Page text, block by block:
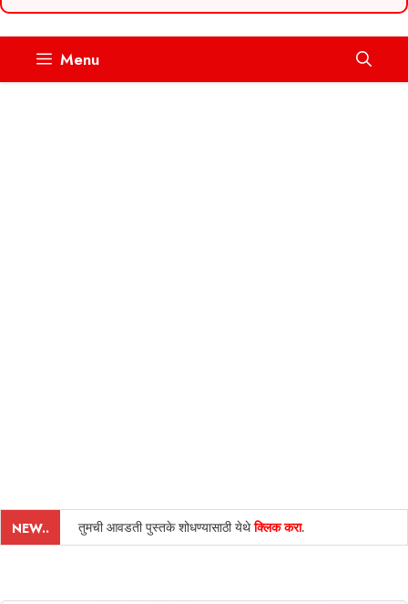
Menu
NEW.. तुमची आवडती पुस्तके शोधण्यासाठी येथेक्लिक करा.